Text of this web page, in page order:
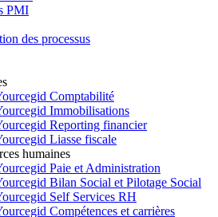
PMI
des processus
Comptabilité
Immobilisations
Reporting financier
Liasse fiscale
humaines
Paie et Administration
Bilan Social et Pilotage Social
Self Services RH
Compétences et carrières